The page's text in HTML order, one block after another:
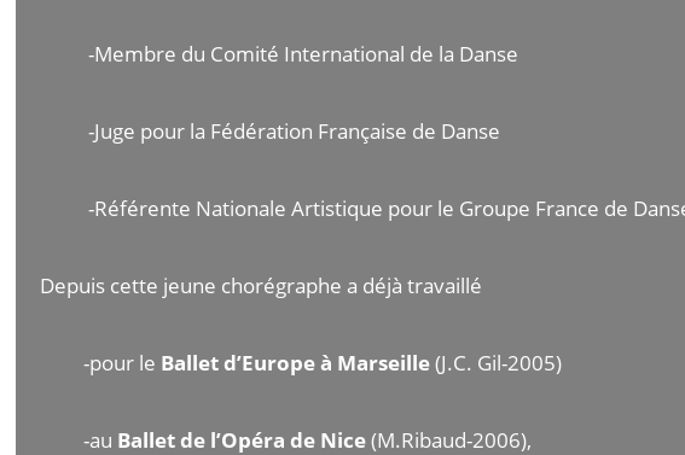
-Membre du Comité International de la Danse
-Juge pour la Fédération Française de Danse
-Référente Nationale Artistique pour le Groupe France de
Depuis cette jeune chorégraphe a déjà travaillé
-pour le Ballet d’Europe à Marseille(J.C. Gil-2005)
-au Ballet de l’Opéra de Nice(M.Ribaud-2006),